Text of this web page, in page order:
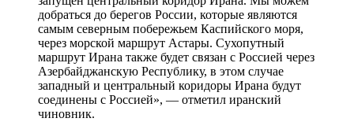
добраться до берегов России, которые являются
самым северным побережьем Каспийского моря,
через морской маршрут Астары. Сухопутный
маршрут Ирана также будет связан с Россией через
Азербайджанскую Республику, в этом случае
западный и центральный коридоры Ирана будут
соединены с Россией», — отметил иранский
чиновник.